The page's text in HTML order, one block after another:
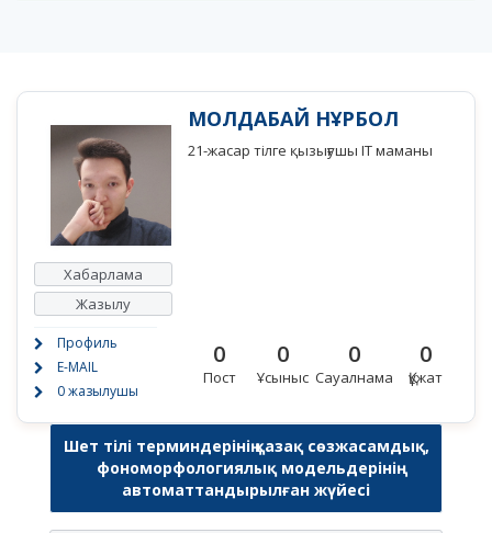
Хабарлама
Жазылу
Профиль
E-MAIL
0 жазылушы
МОЛДАБАЙ НҰРБОЛ
21-жасар тілге қызығушы IT маманы
0
Пост
0
Ұсыныс
0
Сауалнама
0
Құжат
Шет тілі терминдерінің қазақ сөзжасамдық,
фономорфологиялық модельдерінің
автоматтандырылған жүйесі